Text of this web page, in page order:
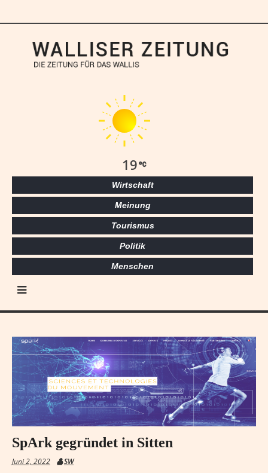
19
Wirtschaft
Meinung
Tourismus
Politik
Menschen
SpArk gegründet in Sitten
Juni 2, 2022 SW